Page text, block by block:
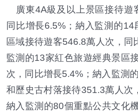
廣東4A級及以上景區接待遊
同比增長6.5%；納入監測的
區域接待遊客546.8萬人次，同
監測的13家紅色旅遊經典景區
次，同比增長5.4%；納入監測
和歷史古村落接待351.3萬人次
納入監測的80個重點公共文化